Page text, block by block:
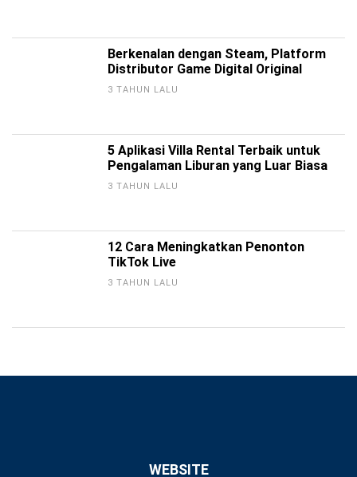
Berkenalan dengan Steam, Platform
Distributor Game Digital Original
3 TAHUN LALU
5 Aplikasi Villa Rental Terbaik untuk
Pengalaman Liburan yang Luar Biasa
3 TAHUN LALU
12 Cara Meningkatkan Penonton
TikTok Live
3 TAHUN LALU
WEBSITE